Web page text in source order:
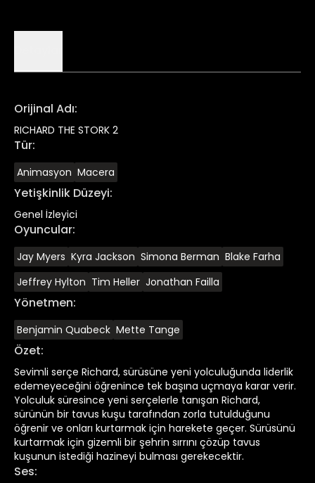
Orijinal Adı:
RICHARD THE STORK 2
Tür:
Animasyon Macera
Yetişkinlik Düzeyi:
Genel İzleyici
Oyuncular:
Jay Myers Kyra Jackson Simona Berman Blake Farha
Jeffrey Hylton Tim Heller Jonathan Failla
Yönetmen:
Benjamin Quabeck Mette Tange
Özet:
Sevimli serçe Richard, sürüsüne yeni yolculuğunda liderlik
edemeyeceğini öğrenince tek başına uçmaya karar verir.
Yolculuk süresince yeni serçelerle tanışan Richard,
sürünün bir tavus kuşu tarafından zorla tutulduğunu
öğrenir ve onları kurtarmak için harekete geçer. Sürüsünü
kurtarmak için gizemli bir şehrin sırrını çözüp tavus
kuşunun istediği hazineyi bulması gerekecektir.
Ses: